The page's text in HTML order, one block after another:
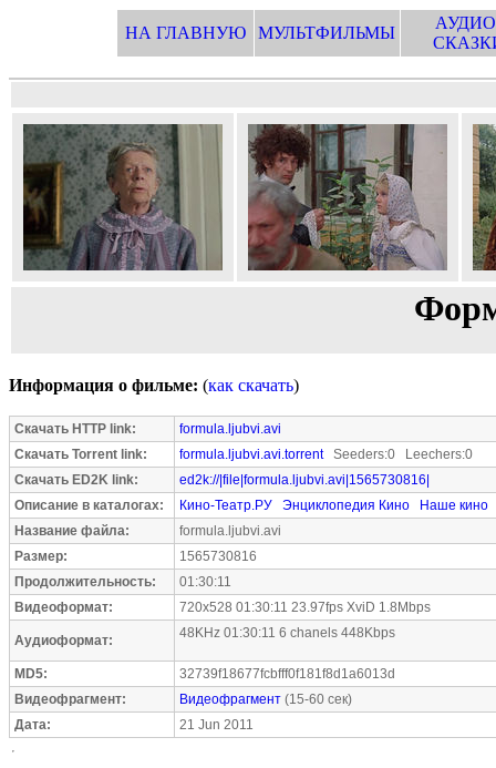
НА ГЛАВНУЮ МУЛЬТФИЛЬМЫ
Информация о фильме: (как скачать)
Скачать HTTP link:
formula.ljubvi.avi
Скачать Torrent link:
formula.ljubvi.avi.torrentSeeders:0 Leechers:0
Скачать ED2K link:
ed2k://|file|formula.ljubvi.avi|1565730816|
Описание в каталогах:
Кино-Театр.РУ Энциклопедия Кино
Наше кино
Название файла:
formula.ljubvi.avi
Размер:
1565730816
Продолжительность:
01:30:11
Видеоформат:
720x528 01:30:11 23.97fps XviD 1.8Mbps
Аудиоформат: 48KHz 01:30:11 6 chanels 448Kbps
MD5:
32739f18677fcbfff0f181f8d1a6013d
Видеофрагмент:
Видеофрагмент (15-60 сек)
Дата:
21 Jun 2011